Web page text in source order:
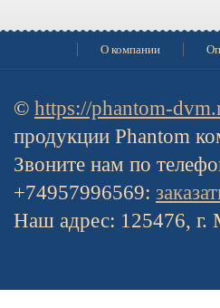
О компании
© https://phantom-
продукции Phantom
Звоните нам по
+74957996569:
Наш адрес: 125476, г.